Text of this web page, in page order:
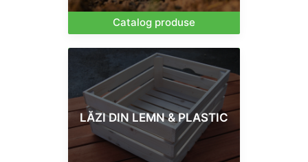
Catalog produse
LĂZI DIN LEMN & PLASTIC